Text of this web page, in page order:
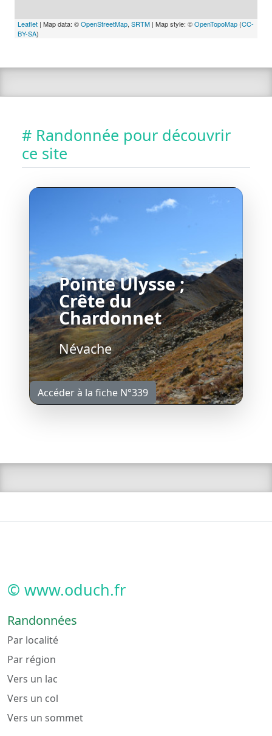
Leaflet | Map data: ©OpenStreetMap, SRTM | Map style: ©OpenTopoMap (CC-
BY-SA)
# Randonnée pour découvrir
ce site
Pointe Ulysse ;
Crête du
Chardonnet
Névache
Accéder à la fiche N°339
© www.oduch.fr
Randonnées
Par localité
Par région
Vers un lac
Vers un col
Vers un sommet